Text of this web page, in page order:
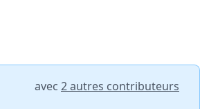
avec 2 autres contributeurs